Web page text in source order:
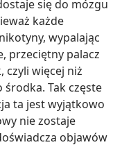
się do mózgu
każde
wypalając
przeciętny palacz
czyli więcej niż
Tak częste
ta jest wyjątkowo
nie zostaje
objawów